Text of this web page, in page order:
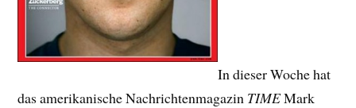
In dieser Woche hat
das amerikanische Nachrichtenmagazin TIMEMark